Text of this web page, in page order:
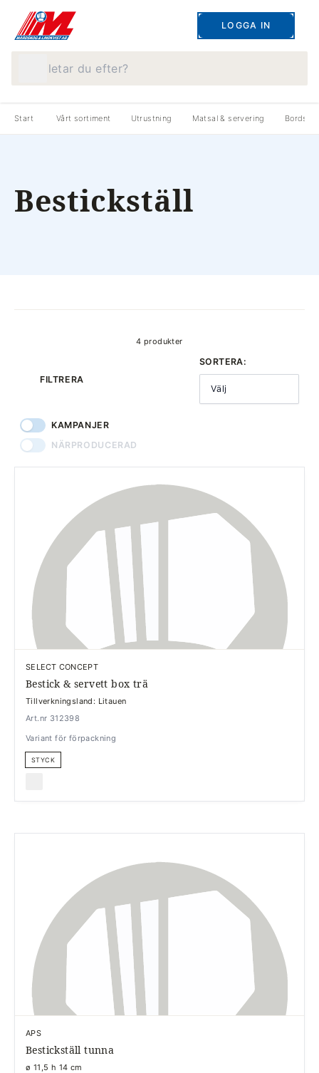
LOGGA IN
Start Vårt sortiment Utrustning Matsal & servering
Bestickställ
4 produkter
FILTRERA
SORTERA:
Välj
KAMPANJER
NÄRPRODUCERAD
SELECT CONCEPT
Bestick & servett box trä
Tillverkningsland: Litauen
Art.nr 312398
Variant för förpackning
STYCK
APS
Bestickställ tunna
ø 11,5 h 14 cm